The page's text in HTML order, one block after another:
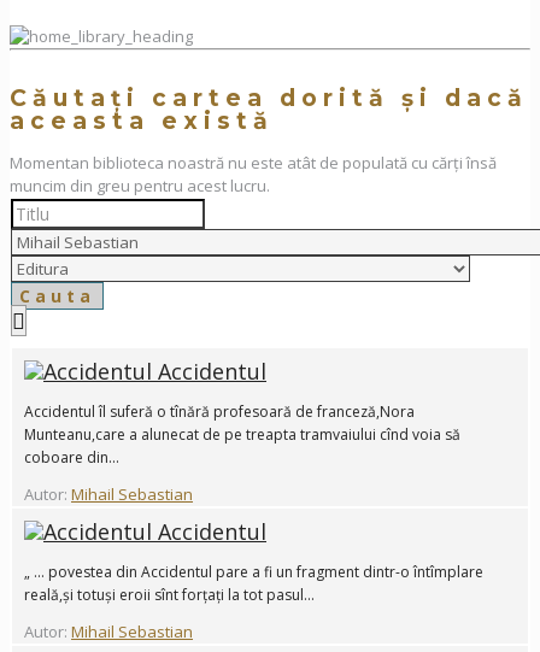
Căutați cartea dorită și dacă
aceasta există
Momentan biblioteca noastră nu este atât de populată cu cărți însă
muncim din greu pentru acest lucru.
Accidentul
Accidentul îl suferă o tînără profesoară de franceză,Nora
Munteanu,care a alunecat de pe treapta tramvaiului cînd voia să
coboare din...
Autor: Mihail Sebastian
Accidentul
„ ... povestea din Accidentul pare a fi un fragment dintr-o întîmplare
reală,și totuși eroii sînt forțați la tot pasul...
Autor: Mihail Sebastian